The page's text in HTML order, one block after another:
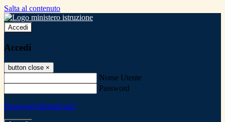
Salta al contenuto
Accedi
Accedi
button close ×
Nome Utente
Password
Password dimenticata?